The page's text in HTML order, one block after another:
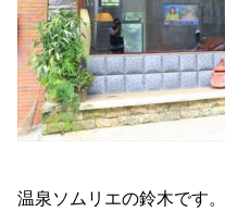
温泉ソムリエの鈴木です。